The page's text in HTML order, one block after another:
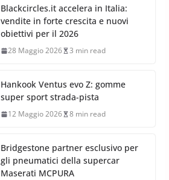
Blackcircles.it accelera in Italia:
vendite in forte crescita e nuovi
obiettivi per il 2026
28 Maggio 2026 3 min read
Hankook Ventus evo Z: gomme
super sport strada-pista
12 Maggio 2026 8 min read
Bridgestone partner esclusivo per
gli pneumatici della supercar
Maserati MCPURA